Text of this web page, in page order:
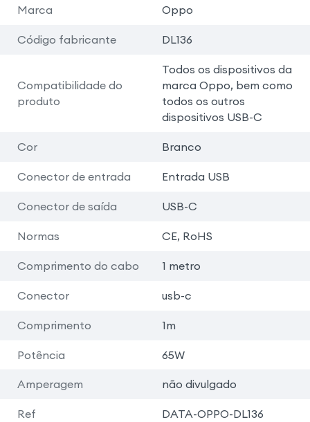
Marca Oppo
Código fabricante DL136
Compatibilidade do
produto
Todos os dispositivos da
marca Oppo, bem como
todos os outros
dispositivos USB-C
Cor Branco
Conector de entrada Entrada USB
Conector de saída USB-C
Normas CE, RoHS
Comprimento do cabo 1 metro
Conector usb-c
Comprimento 1m
Potência 65W
Amperagem não divulgado
Ref DATA-OPPO-DL136